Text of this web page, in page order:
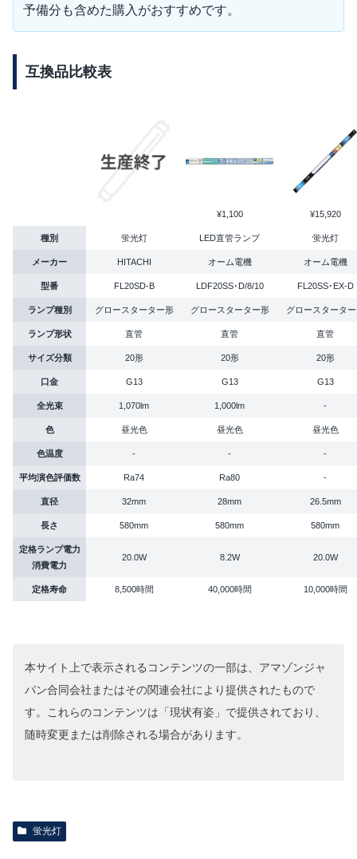
予備分も含めた購入がおすすめです。
互換品比較表
¥1,100 ¥15,920
種別 蛍光灯 LED直管ランプ 蛍光灯
メーカー HITACHI オーム電機 オーム電機
型番 FL20SD-B LDF20SS･D/8/10 FL20SS･EX-D
ランプ種別 グロースターター形 グロースターター形 グロースタータ
ランプ形状 直管 直管 直管
サイズ分類 20形 20形 20形
口金 G13 G13 G13
全光束 1,070lm 1,000lm -
色 昼光色 昼光色 昼光色
色温度 - - -
平均演色評価数 Ra74 Ra80 -
直径 32mm 28mm 26.5mm
長さ 580mm 580mm 580mm
定格ランプ電力
消費電力
20.0W 8.2W 20.0W
定格寿命 8,500時間 40,000時間 10,000時間
本サイト上で表示されるコンテンツの一部は、アマゾンジャ
パン合同会社またはその関連会社により提供されたもので
す。これらのコンテンツは「現状有姿」で提供されており、
随時変更または削除される場合があります。
蛍光灯